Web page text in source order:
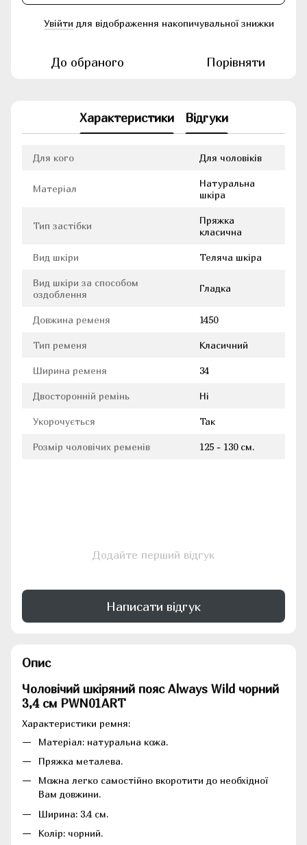
Увійти для відображення накопичувальної знижки
До обраного Порівняти
Характеристики Відгуки
Для кого Для чоловіків
Матеріал
Натуральна
шкіра
Тип застібки
Пряжка
класична
Вид шкіри Теляча шкіра
Вид шкіри за способом
оздоблення
Гладка
Довжина ременя 1450
Тип ременя Класичний
Ширина ременя 34
Двосторонній ремінь Ні
Укорочується Так
Розмір чоловічих ременів 125 - 130 см.
Додайте перший відгук
Написати відгук
Опис
Чоловічий шкіряний пояс Always Wild чорний
3,4 см PWN01ART
Характеристики ремня:
Матеріал: натуральна кожа.
Пряжка металева.
Можна легко самостійно вкоротити до необхідної
Вам довжини.
Ширина: 3.4 см.
Колір: чорний.